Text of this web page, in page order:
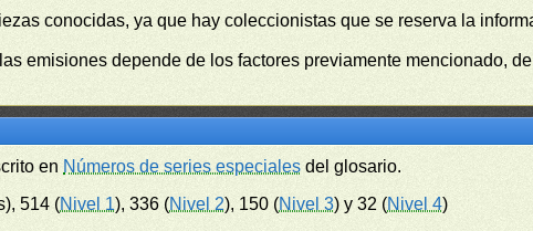
conocidas, ya que hay coleccionistas que se reserva la
emisiones depende de los factores previamente mencionado,
en Números de series especiales del glosario.
514 (Nivel 1), 336 (Nivel 2), 150 (Nivel 3) y 32 (Nivel 4)